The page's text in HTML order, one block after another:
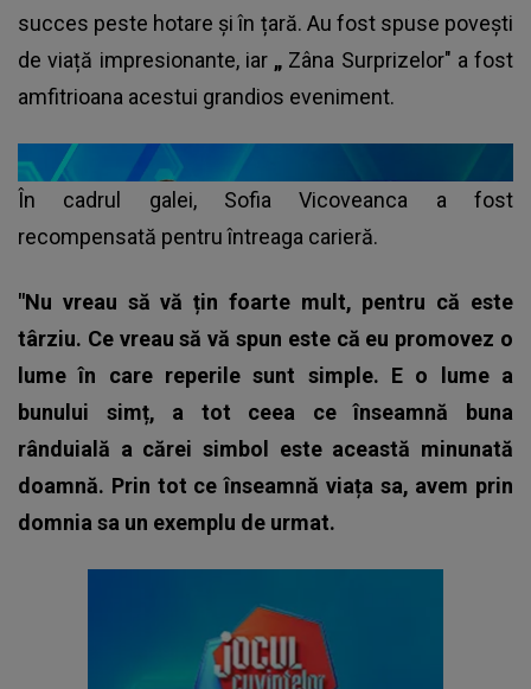
succes peste hotare și în țară. Au fost spuse povești
de viață impresionante, iar „ Zâna Surprizelor" a fost
amfitrioana acestui grandios eveniment.
În cadrul galei, Sofia Vicoveanca a fost
recompensată pentru întreaga carieră.
"Nu vreau să vă țin foarte mult, pentru că este
târziu. Ce vreau să vă spun este că eu promovez o
lume în care reperile sunt simple. E o lume a
bunului simț, a tot ceea ce înseamnă buna
rânduială a cărei simbol este această minunată
doamnă. Prin tot ce înseamnă viața sa, avem prin
domnia sa un exemplu de urmat.